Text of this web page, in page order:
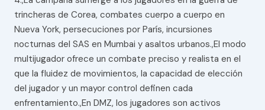
trincheras de Corea, combates cuerpo a cuerpo en
Nueva York, persecuciones por París, incursiones
nocturnas del SAS en Mumbai y asaltos urbanos.,El modo
multijugador ofrece un combate preciso y realista en el
que la fluidez de movimientos, la capacidad de elección
del jugador y un mayor control definen cada
enfrentamiento.,En DMZ, los jugadores son activos